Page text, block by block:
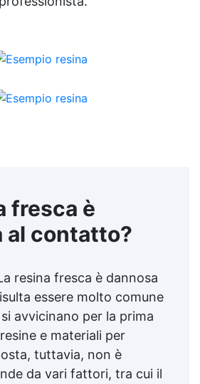
fresca è
al contatto?
resina fresca è dannosa
essere molto comune
avvicinano per la prima
e materiali per
tuttavia, non è
da vari fattori, tra cui il